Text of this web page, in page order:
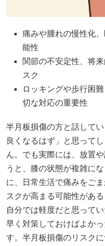
痛みや腫れの慢性化
能性
関節の不安定性、将
スク
ロッキングや歩行困
切な対応の重要性
半月板損傷の方と話して
良くなるはず」と思って
ん。でも実際には、放置
うと、膝の状態が複雑に
に、日常生活で痛みをご
スクが高まる可能性があ
自分では軽度だと思って
早く対策しておけばよか
す。半月板損傷のリスク